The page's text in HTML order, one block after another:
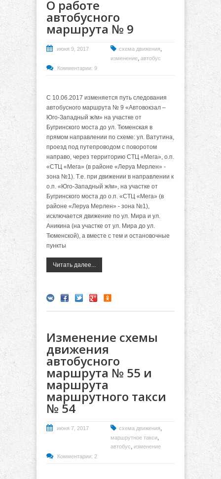
О работе
автобусного
маршрута № 9
июня 9, 2017 схема движения,
изменение, автобус
Комментарии: 9
C 10.06.2017 изменяется путь следования
автобусного маршрута № 9 «Автовокзал –
Юго-Западный ж/м» на участке от
Бугринского моста до ул. Тюменская в
прямом направлении по схеме: ул. Ватутина,
проезд под путепроводом с поворотом
направо, через территорию СТЦ «Мега», о.п.
«СТЦ «Мега» (в районе «Леруа Мерлен» -
зона №1). Т.е. при движении в направлении к
о.п. «Юго-Западный ж/м», на участке от
Бугринского моста до о.п. «СТЦ «Мега» (в
районе «Леруа Мерлен» - зона №1),
исключается движение по ул. Мира и ул.
Аникина (на участке от ул. Мира до ул.
Тюменской), а вместе с тем и остановочные
пункты
Читать далее...
Изменение схемы
движения
автобусного
маршрута № 55 и
маршрута
маршрутного такси
№ 54
июня 7, 2017 схема движения,
маршрутное такси,
автобус, изменение
Комментарии: 2